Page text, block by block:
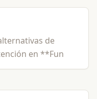
de
en **Fun